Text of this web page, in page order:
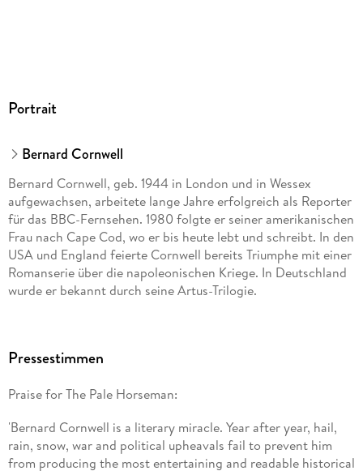
Portrait
Bernard Cornwell
Bernard Cornwell, geb. 1944 in London und in Wessex
aufgewachsen, arbeitete lange Jahre erfolgreich als Reporter
für das BBC-Fernsehen. 1980 folgte er seiner amerikanischen
Frau nach Cape Cod, wo er bis heute lebt und schreibt. In den
USA und England feierte Cornwell bereits Triumphe mit einer
Romanserie über die napoleonischen Kriege. In Deutschland
wurde er bekannt durch seine Artus-Trilogie.
Pressestimmen
Praise for The Pale Horseman:
'Bernard Cornwell is a literary miracle. Year after year, hail,
rain, snow, war and political upheavals fail to prevent him
from producing the most entertaining and readable historical